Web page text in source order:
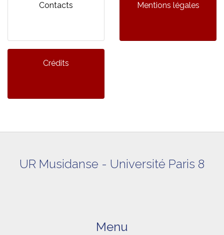
Contacts Mentions légales
Crédits
UR Musidanse - Université Paris 8
Menu